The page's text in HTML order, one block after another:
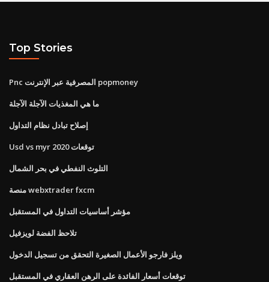
Top Stories
Pnc المصرفية عبر الإنترنت popmoney
ما هي المغذيات الآجلة الآجلة
إصلاح تبادل نظام التداول
Usd vs myr 2020 توقعات
التلوث النفطي في بحر الشمال
منصة webxtrader fxcm
مؤشر أساسيات التداول في المستقبل
تلاحظ الفضة لويزفيل
ويلز فارجو الأعمال الصغيرة التحقق من تسجيل الدخول
توقعات أسعار الفائدة على الرهن العقاري في المستقبل